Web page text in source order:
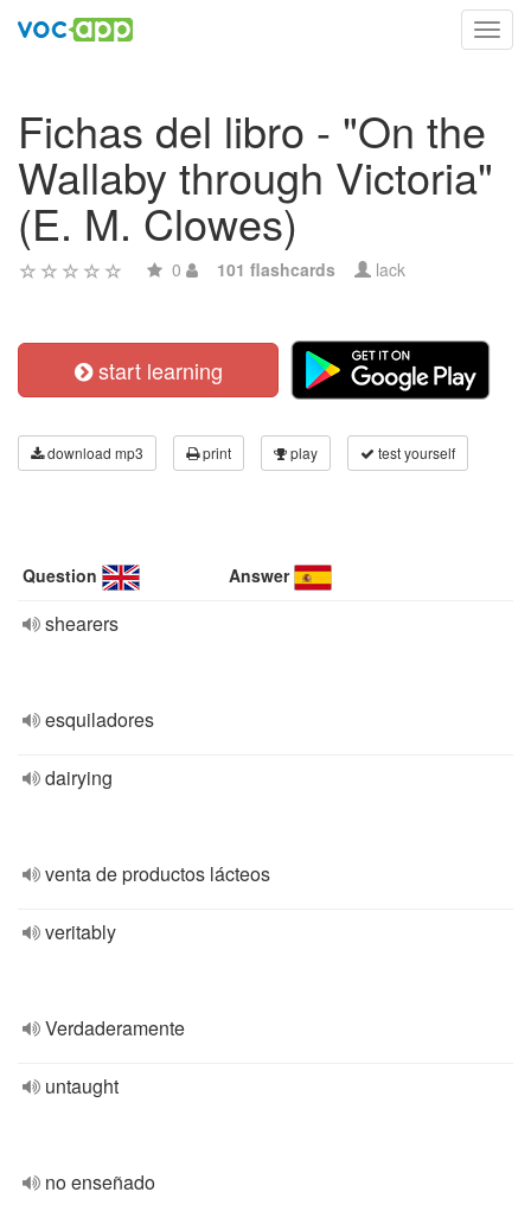
Fichas del libro - "On the
Wallaby through Victoria"
(E. M. Clowes)
0 101 flashcards lack
start learning
download mp3 print play test yourself
Question Answer
shearers
esquiladores
dairying
venta de productos lácteos
veritably
Verdaderamente
untaught
no enseñado